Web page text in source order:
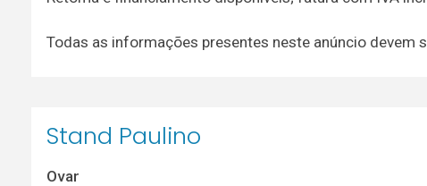
Todas as informações presentes neste anúncio devem
Stand Paulino
Ovar